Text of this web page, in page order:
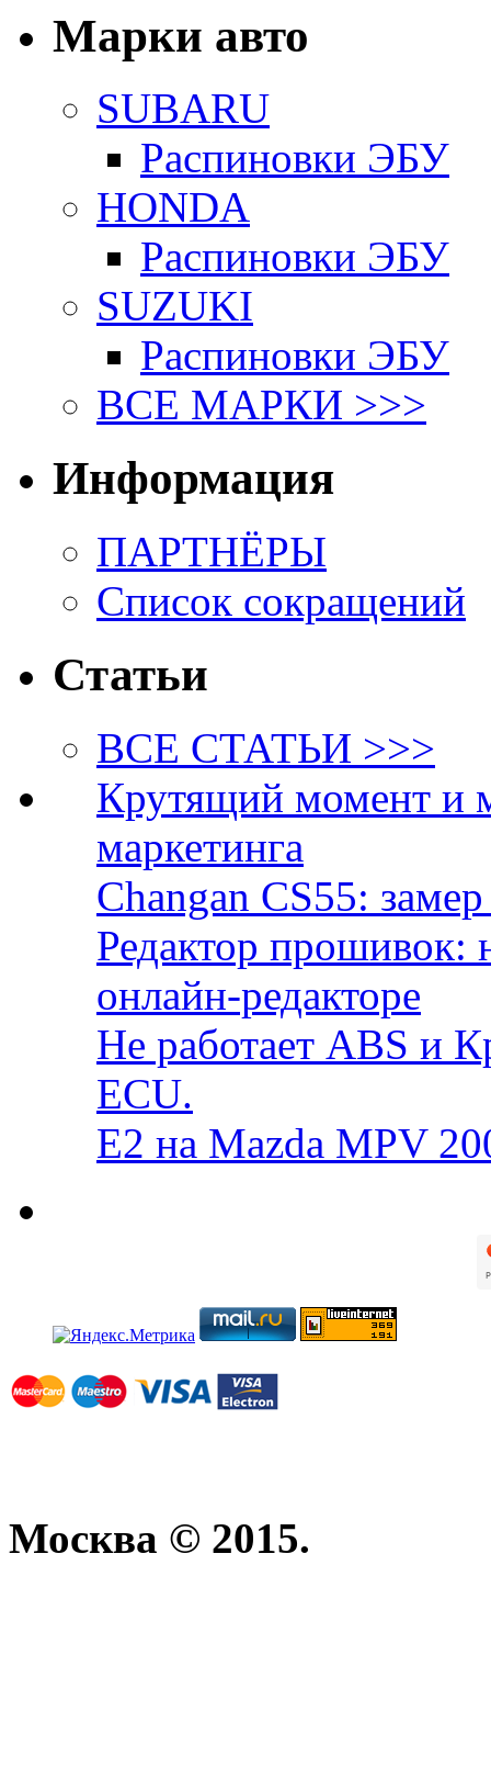
Марки авто
SUBARU
Распиновки ЭБУ
HONDA
Распиновки ЭБУ
SUZUKI
Распиновки ЭБУ
ВСЕ МАРКИ >>>
Информация
ПАРТНЁРЫ
Список сокращений
Статьи
ВСЕ СТАТЬИ >>>
Крутящий момент и
маркетинга
Changan CS55:
Редактор прошивок:
онлайн-редакторе
Не работает ABS и
ECU.
E2 на Mazda MPV
Москва © 2015.